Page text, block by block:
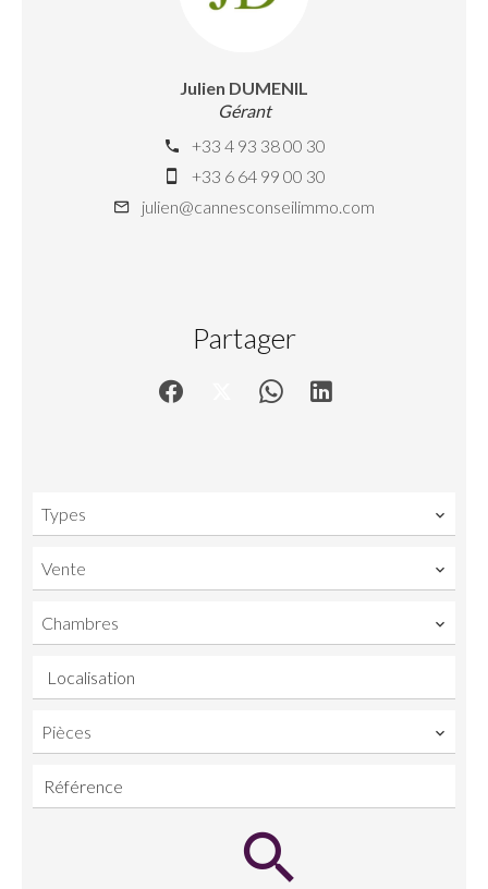
Julien DUMENIL
Gérant
+33 4 93 38 00 30
+33 6 64 99 00 30
julien@cannesconseilimmo.com
Partager
Types
Vente
Chambres
Localisation
Pièces